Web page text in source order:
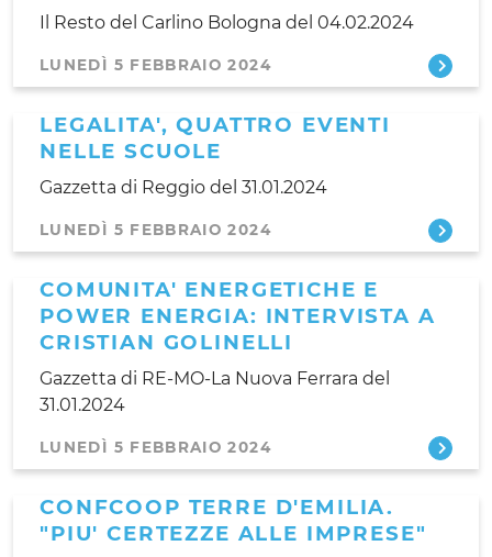
Il Resto del Carlino Bologna del 04.02.2024
LUNEDÌ 5 FEBBRAIO 2024
LEGALITA', QUATTRO EVENTI
NELLE SCUOLE
Gazzetta di Reggio del 31.01.2024
LUNEDÌ 5 FEBBRAIO 2024
COMUNITA' ENERGETICHE E
POWER ENERGIA: INTERVISTA A
CRISTIAN GOLINELLI
Gazzetta di RE-MO-La Nuova Ferrara del
31.01.2024
LUNEDÌ 5 FEBBRAIO 2024
CONFCOOP TERRE D'EMILIA.
"PIU' CERTEZZE ALLE IMPRESE"